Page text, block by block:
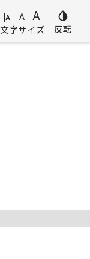
A A A
文字サイズ
invert_colors
反転